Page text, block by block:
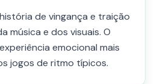
de vingança e traição
música e dos visuais. O
emocional mais
jogos de ritmo típicos.